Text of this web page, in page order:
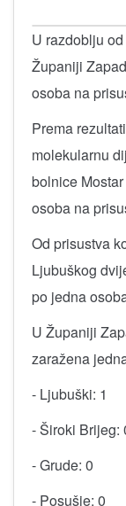
U razdoblju
Županiji
osoba na
Prema
molekularnu
bolnice
osoba na
Od prisustva
Ljubuškog
po jedna
U Županiji
zaražena
- Ljubuški: 1
- Široki Brijeg:
- Grude: 0
- Posušje: 0